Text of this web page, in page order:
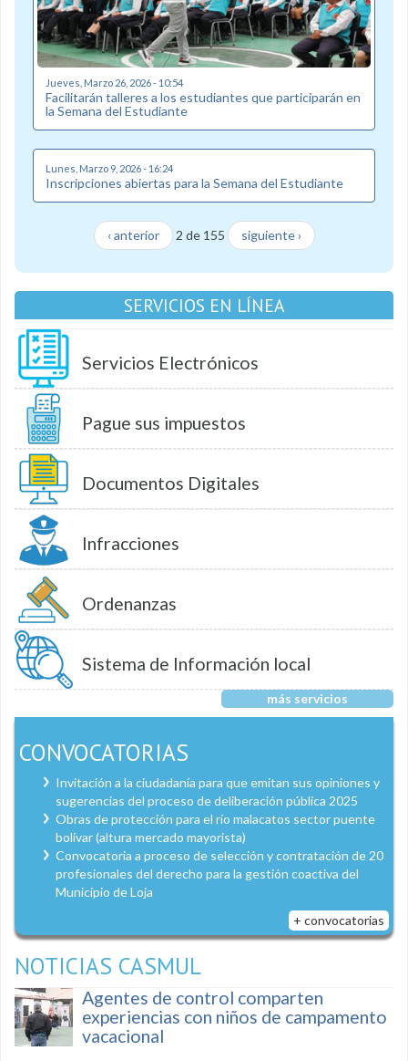
Jueves, Marzo 26, 2026 - 10:54
Facilitarán talleres a los estudiantes que participarán en
la Semana del Estudiante
Lunes, Marzo 9, 2026 - 16:24
Inscripciones abiertas para la Semana del Estudiante
‹ anterior 2 de 155 siguiente ›
SERVICIOS EN LÍNEA
Servicios Electrónicos
Pague sus impuestos
Documentos Digitales
Infracciones
Ordenanzas
Sistema de Información local
más servicios
CONVOCATORIAS
Invitación a la ciudadanía para que emitan sus opiniones y
sugerencias del proceso de deliberación pública 2025
Obras de protección para el río malacatos sector puente
bolívar (altura mercado mayorista)
Convocatoria a proceso de selección y contratación de 20
profesionales del derecho para la gestión coactiva del
Municipio de Loja
+ convocatorias
NOTICIAS CASMUL
Agentes de control comparten
experiencias con niños de campamento
vacacional